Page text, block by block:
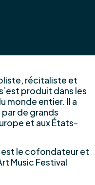
récitaliste et
produit dans les
monde entier. Il a
de grands
et aux États-
est le cofondateur et
Music Festival